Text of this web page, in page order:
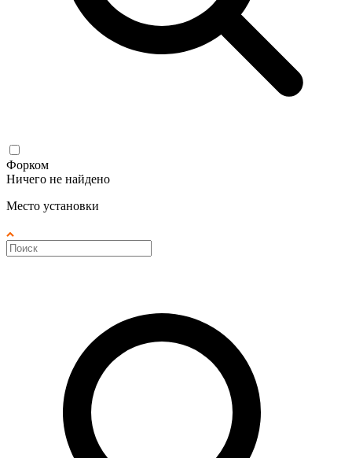
Форком
Ничего не найдено
Место установки